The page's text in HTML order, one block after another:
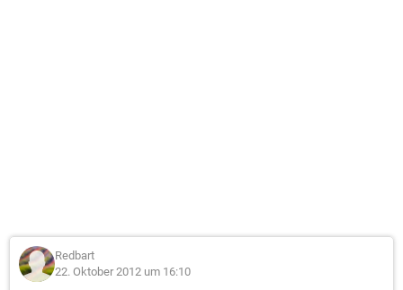
Redbart
22. Oktober 2012 um 16:10